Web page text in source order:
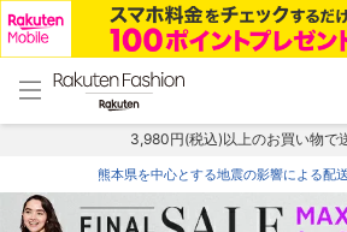
menu home
トップ
3,980円(税込)以上のお買い物で
熊本県を中心とする地震の影響による配